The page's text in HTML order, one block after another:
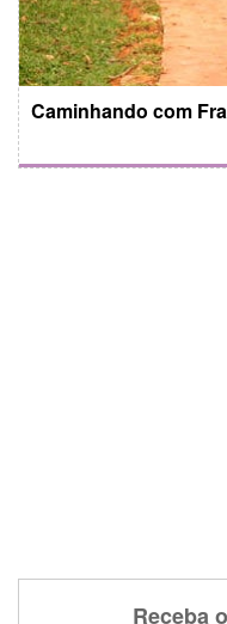
Caminhando com
Receba